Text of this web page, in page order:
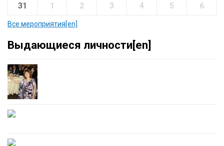
31
1 2 3 4 5 6
Все мероприятия[en]
Выдающиеся личности[en]